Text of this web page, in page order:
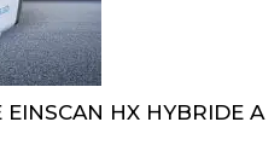
HX HYBRIDE A